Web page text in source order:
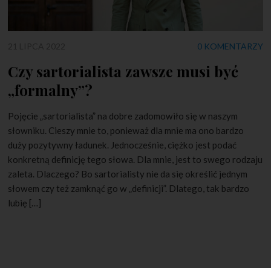
0 KOMENTARZY
Czy sartorialista zawsze musi być
„formalny”?
Pojęcie „sartorialista” na dobre zadomowiło się w naszym
słowniku. Cieszy mnie to, ponieważ dla mnie ma ono bardzo
duży pozytywny ładunek. Jednocześnie, ciężko jest podać
konkretną definicję tego słowa. Dla mnie, jest to swego rodzaju
zaleta. Dlaczego? Bo sartorialisty nie da się określić jednym
słowem czy też zamknąć go w „definicji”. Dlatego, tak bardzo
lubię […]